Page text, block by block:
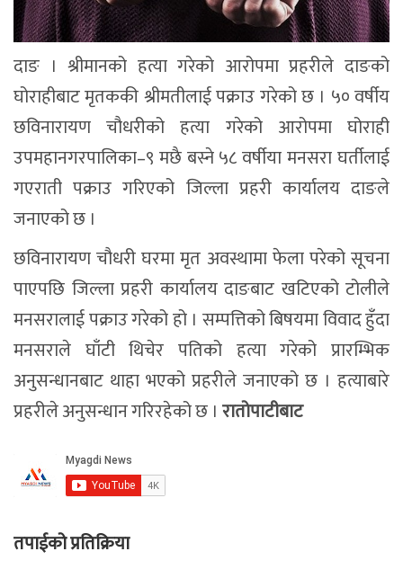
दाङ । श्रीमानको हत्या गरेको आरोपमा प्रहरीले दाङको
घोराहीबाट मृतककी श्रीमतीलाई पक्राउ गरेको छ । ५० वर्षीय
छविनारायण चौधरीको हत्या गरेको आरोपमा घोराही
उपमहानगरपालिका–९ मछै बस्ने ५८ वर्षीया मनसरा घर्तीलाई
गएराती पक्राउ गरिएको जिल्ला प्रहरी कार्यालय दाङले
जनाएको छ ।
छविनारायण चौधरी घरमा मृत अवस्थामा फेला परेको सूचना
पाएपछि जिल्ला प्रहरी कार्यालय दाङबाट खटिएको टोलीले
मनसरालाई पक्राउ गरेको हो । सम्पत्तिको बिषयमा विवाद हुँदा
मनसराले घाँटी थिचेर पतिको हत्या गरेको प्रारम्भिक
अनुसन्धानबाट थाहा भएको प्रहरीले जनाएको छ । हत्याबारे
प्रहरीले अनुसन्धान गरिरहेको छ । रातोपाटीबाट
तपाईको प्रतिक्रिया